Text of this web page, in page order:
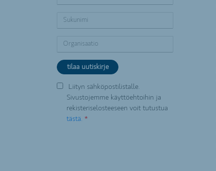
Liityn sähköpostilistalle.
Sivustojemme käyttöehtoihin ja
rekisteriselosteeseen voit tutustua
tästä. *